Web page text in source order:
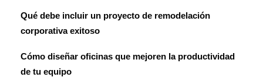
Qué debe incluir un proyecto de remodelación
corporativa exitoso
Cómo diseñar oficinas que mejoren la productividad
de tu equipo